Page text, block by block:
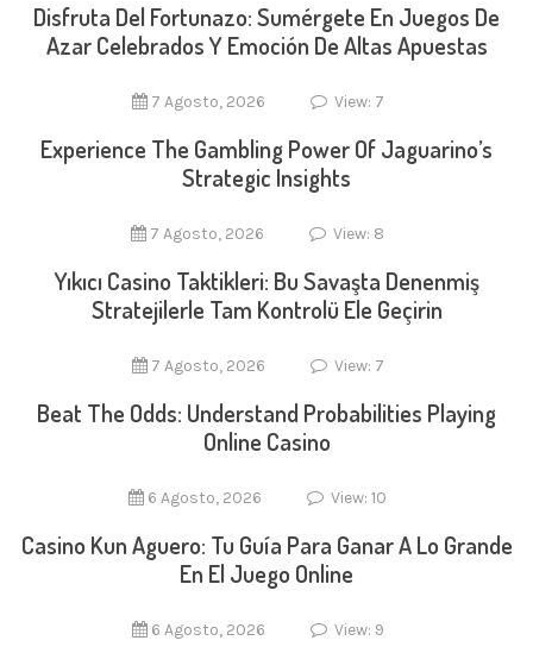
Disfruta Del Fortunazo: Sumérgete En Juegos De
Azar Celebrados Y Emoción De Altas Apuestas
7 Agosto, 2026 View: 7
Experience The Gambling Power Of Jaguarino’s
Strategic Insights
7 Agosto, 2026 View: 8
Yıkıcı Casino Taktikleri: Bu Savaşta Denenmiş
Stratejilerle Tam Kontrolü Ele Geçirin
7 Agosto, 2026 View: 7
Beat The Odds: Understand Probabilities Playing
Online Casino
6 Agosto, 2026 View: 10
Casino Kun Aguero: Tu Guía Para Ganar A Lo Grande
En El Juego Online
6 Agosto, 2026 View: 9